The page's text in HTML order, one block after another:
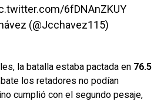
6fDNAnZKUY
(@Jcchavez115)
la batalla estaba pactada en 76.5
los retadores no podían
cumplió con el segundo pesaje,